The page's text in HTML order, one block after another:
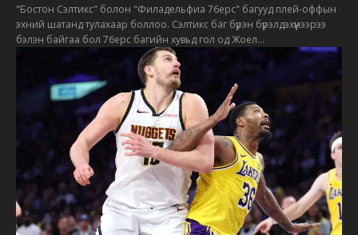
"Бостон Сэлтикс" болон "Филадельфиа 76ерс" багууд плей-оффын
эхний шатанд тулахаар боллоо. Сэлтикс баг бүрэн бүрэлдэхүүнээрээ
бэлэн байгаа бол 76ерс багийн хувьд гол од Жоел...